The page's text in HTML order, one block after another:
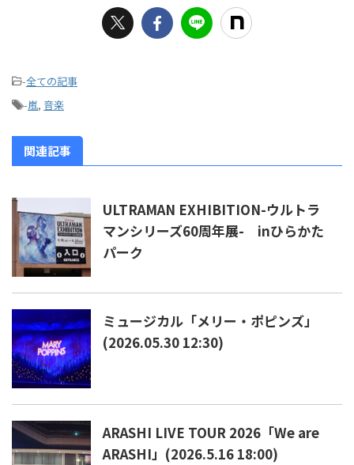
-全ての記事
-嵐, 音楽
関連記事
ULTRAMAN EXHIBITION-ウルトラ
マンシリーズ60周年展- inひらかた
パーク
ミュージカル「メリー・ポピンズ」
(2026.05.30 12:30)
ARASHI LIVE TOUR 2026「We are
ARASHI」(2026.5.16 18:00)